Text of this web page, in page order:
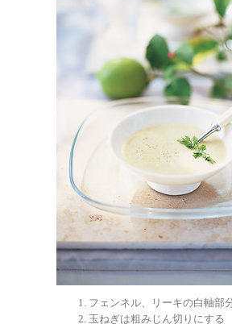
フェンネル、リーキの白軸部
玉ねぎは粗みじん切りにする